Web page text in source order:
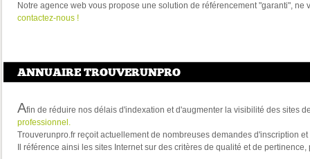
Notre agence web vous propose une solution de référencement "garanti",
contactez-nous !
ANNUAIRE TROUVERUNPRO
Afin de réduire nos délais d'indexation et d'augmenter la visibilité des sites
professionnel.
Trouverunpro.fr reçoit actuellement de nombreuses demandes d'inscription
Il référence ainsi les sites Internet sur des critères de qualité et de